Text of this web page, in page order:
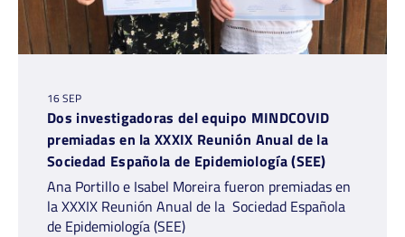
16 SEP
Dos investigadoras del equipo MINDCOVID
premiadas en la XXXIX Reunión Anual de la
Sociedad Española de Epidemiología (SEE)
Ana Portillo e Isabel Moreira fueron premiadas en
la XXXIX Reunión Anual de la Sociedad Española
de Epidemiología (SEE)